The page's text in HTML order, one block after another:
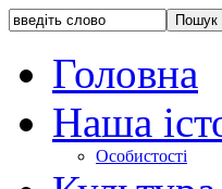
Головна
Наша
Особистості